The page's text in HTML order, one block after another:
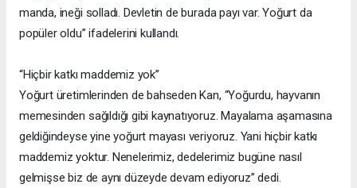
manda, ineği solladı. Devletin de burada payı var. Yoğurt da
popüler oldu” ifadelerini kullandı.
“Hiçbir katkı maddemiz yok”
Yoğurt üretimlerinden de bahseden Kan, “Yoğurdu, hayvanın
memesinden sağıldığı gibi kaynatıyoruz. Mayalama aşamasına
geldiğindeyse yine yoğurt mayası veriyoruz. Yani hiçbir katkı
maddemiz yoktur. Nenelerimiz, dedelerimiz bugüne nasıl
gelmişse biz de aynı düzeyde devam ediyoruz” dedi.